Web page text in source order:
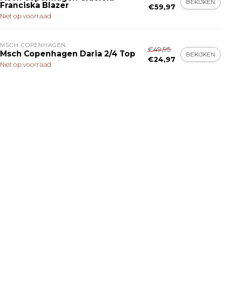
Franciska Blazer
Niet op voorraad
€59,97
BEKIJKEN
MSCH COPENHAGEN
Msch Copenhagen Daria 2/4 Top
Niet op voorraad
€49,95
€24,97
BEKIJKEN